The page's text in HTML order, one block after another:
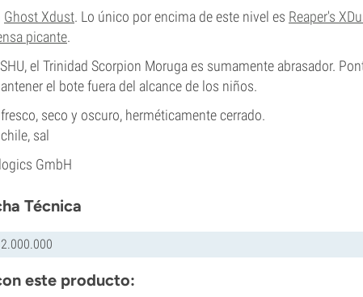
Ghost Xdust. Lo único por encima de este nivel es Reaper's
picante.
el Trinidad Scorpion Moruga es sumamente abrasador.
el bote fuera del alcance de los niños.
seco y oscuro, herméticamente cerrado.
sal
GmbH
Técnica
2.000.000
este producto: